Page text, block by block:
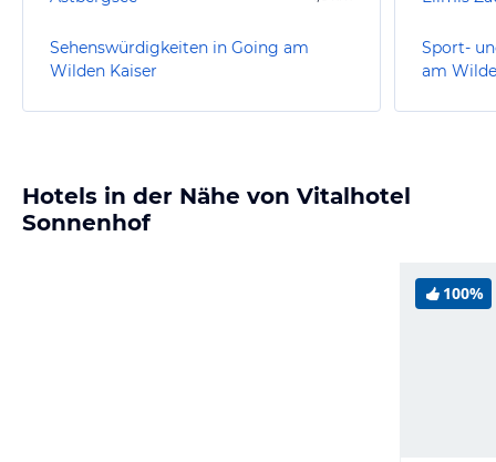
Sehenswürdigkeiten in Going am
Wilden Kaiser
Sport-
am
Hotels in der Nähe von Vitalhotel
Sonnenhof
100%